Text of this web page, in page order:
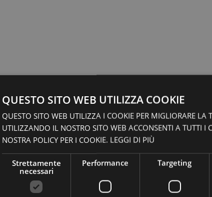
QUESTO SITO WEB UTILIZZA COOKIE
QUESTO SITO WEB UTILIZZA I COOKIE PER MIGLIORARE LA
UTILIZZANDO IL NOSTRO SITO WEB ACCONSENTI A TUTTI I
NOSTRA POLICY PER I COOKIE. LEGGI DI PIÙ
Strettamente
necessari
Performance Targeting